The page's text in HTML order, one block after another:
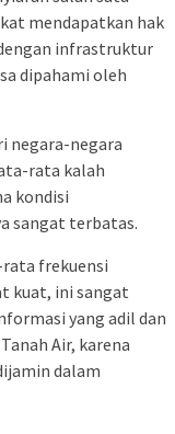
mendapatkan hak
infrastruktur
dipahami oleh
negara-negara
rata kalah
kondisi
sangat terbatas.
frekuensi
kuat, ini sangat
yang adil dan
Air, karena
dalam